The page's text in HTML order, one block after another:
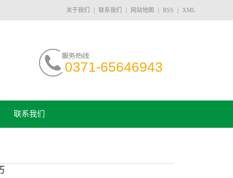
关于我们 联系我们 网站地图 RSS XML
0371-65646943
联系我们